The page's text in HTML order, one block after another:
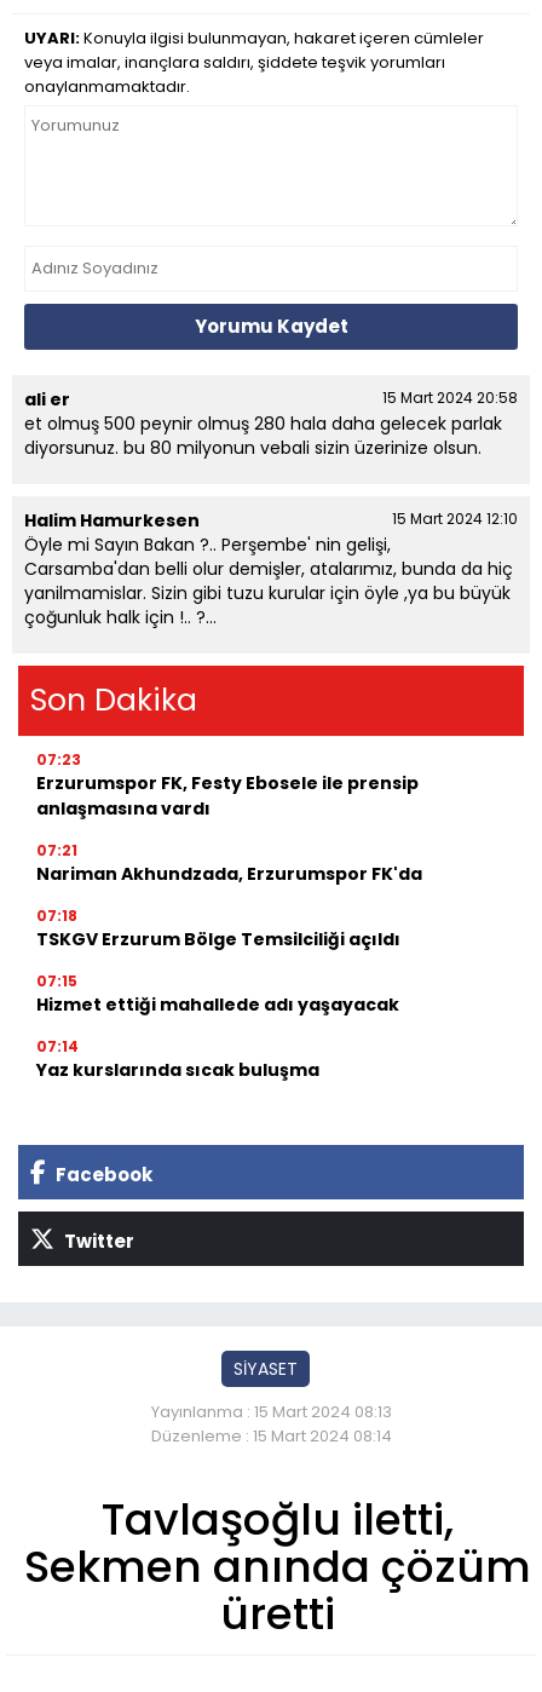
UYARI:Konuyla ilgisi bulunmayan, hakaret içeren cümleler
veya imalar, inançlara saldırı, şiddete teşvik yorumları
onaylanmamaktadır.
Yorumu Kaydet
ali er 15 Mart 2024 20:58
et olmuş 500 peynir olmuş 280 hala daha gelecek parlak
diyorsunuz. bu 80 milyonun vebali sizin üzerinize olsun.
Halim Hamurkesen 15 Mart 2024 12:10
Öyle mi Sayın Bakan ?.. Perşembe' nin gelişi,
Carsamba'dan belli olur demişler, atalarımız, bunda da hiç
yanilmamislar. Sizin gibi tuzu kurular için öyle ,ya bu büyük
çoğunluk halk için !.. ?...
Son Dakika
07:23
Erzurumspor FK, Festy Ebosele ile prensip
anlaşmasına vardı
07:21
Nariman Akhundzada, Erzurumspor FK'da
07:18
TSKGV Erzurum Bölge Temsilciliği açıldı
07:15
Hizmet ettiği mahallede adı yaşayacak
07:14
Yaz kurslarında sıcak buluşma
Facebook
Twitter
SİYASET
Yayınlanma : 15 Mart 2024 08:13
Düzenleme : 15 Mart 2024 08:14
Tavlaşoğlu iletti,
Sekmen anında çözüm
üretti